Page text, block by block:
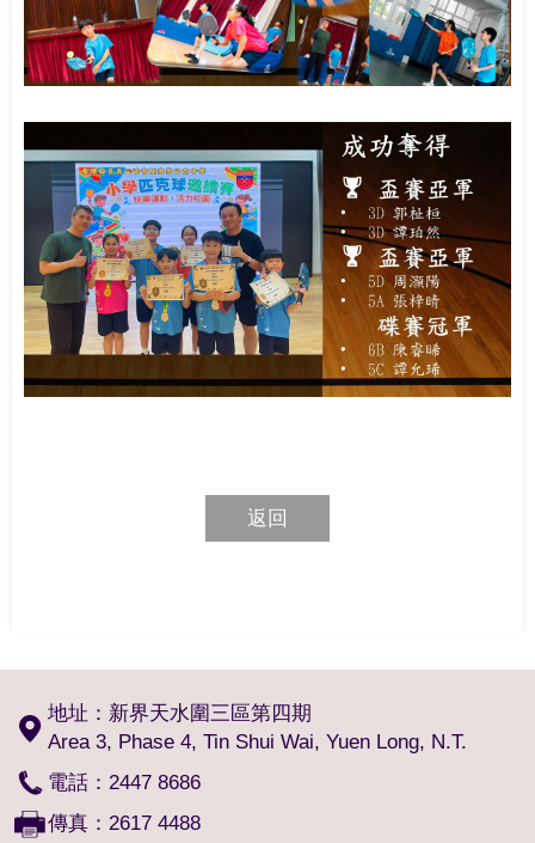
返回
地址：新界天水圍三區第四期
Area 3, Phase 4, Tin Shui Wai, Yuen Long, N.T.
電話：2447 8686
傳真：2617 4488